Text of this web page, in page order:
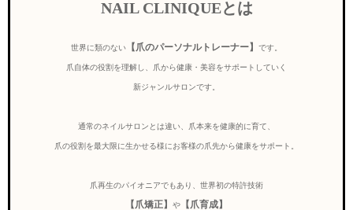
NAIL CLINIQUEとは
世界に類のない 【爪のパーソナルトレーナー】 です。
爪自体の役割を理解し、爪から健康・美容をサポートしていく
新ジャンルサロンです。
通常のネイルサロンとは違い、爪本来を健康的に育て、
爪の役割を最大限に生かせる様にお客様の爪先から健康をサポート。
爪再生のパイオニアでもあり、世界初の特許技術
【爪矯正】 や 【爪育成】